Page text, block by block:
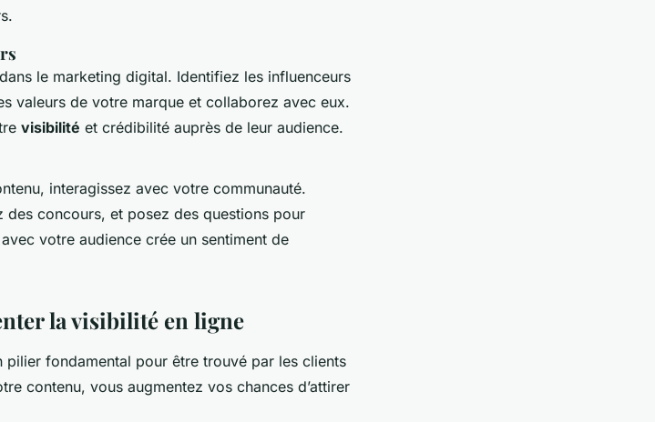
le marketing digital. Identifiez les influenceurs
valeurs de votre marque et collaborez avec eux.
visibilité et crédibilité auprès de leur audience.
interagissez avec votre communauté.
des concours, et posez des questions pour
votre audience crée un sentiment de
la visibilité en ligne
pilier fondamental pour être trouvé par les clients
contenu, vous augmentez vos chances d’attirer